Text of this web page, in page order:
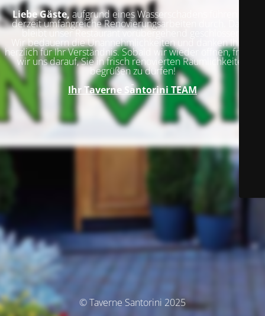
Liebe Gäste,aufgrund eines Wasserschadens führen wir
derzeit umfangreiche Renovierungsarbeiten durch. Daher
bleibt unser Restaurant vorübergehend geschlossen.
Wir bedauern die Unannehmlichkeiten und danken Ihnen
herzlich für Ihr Verständnis. Sobald wir wieder öffnen, freuen
wir uns darauf, Sie in frisch renovierten Räumlichkeiten
begrüßen zu dürfen!
Ihr Taverne Santorini TEAM
© Taverne Santorini 2025